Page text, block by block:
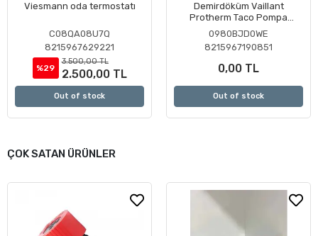
Viesmann oda termostatı
C08QA08U7Q
8215967629221
%29
3.500,00 TL
2.500,00 TL
Out of stock
Demirdöküm Vaillant
Protherm Taco Pompa
Motoru ( Revizyonlu )
0980BJD0WE
8215967190851
0,00 TL
Out of stock
ÇOK SATAN ÜRÜNLER